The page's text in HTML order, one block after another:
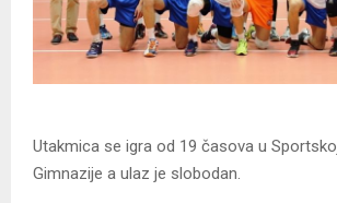
Utakmica se igra od 19 časova u
Gimnazije a ulaz je slobodan.